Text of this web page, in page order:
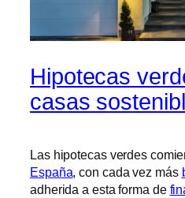
Hipotecas
casas
Las hipotecas verdes
España, con cada vez más
adherida a esta forma de